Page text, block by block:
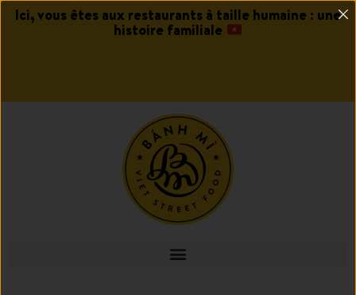
Ici, vous êtes aux restaurants à taille humaine : une
histoire familiale